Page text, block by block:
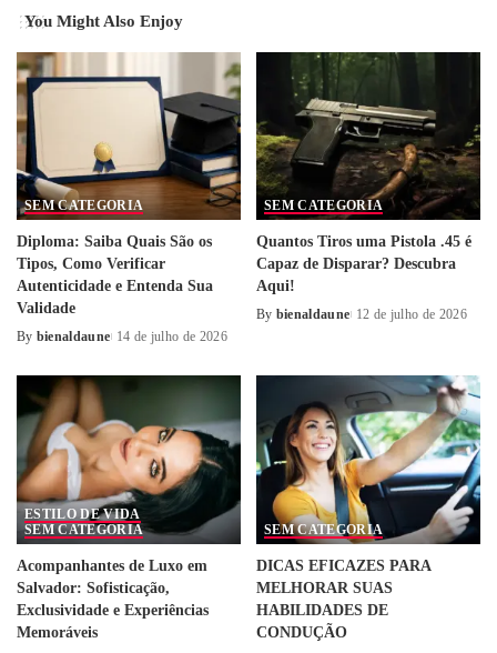
You Might Also Enjoy
SEM CATEGORIA
Diploma: Saiba Quais São os
Tipos, Como Verificar
Autenticidade e Entenda Sua
Validade
Posted
By bienaldaune 14 de julho de 2026
SEM CATEGORIA
Quantos Tiros uma Pistola .45 é
Capaz de Disparar? Descubra
Aqui!
Posted
By bienaldaune 12 de julho de 2026
ESTILO DE VIDA
SEM CATEGORIA
Acompanhantes de Luxo em
Salvador: Sofisticação,
Exclusividade e Experiências
Memoráveis
SEM CATEGORIA
DICAS EFICAZES PARA
MELHORAR SUAS
HABILIDADES DE
CONDUÇÃO